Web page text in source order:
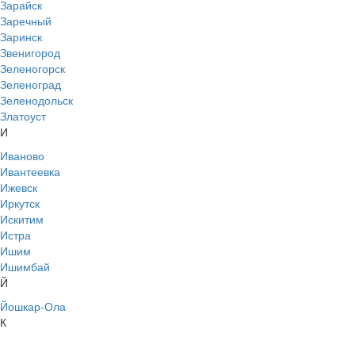
Зарайск
Заречный
Заринск
Звенигород
Зеленогорск
Зеленоград
Зеленодольск
Златоуст
И
Иваново
Ивантеевка
Ижевск
Иркутск
Искитим
Истра
Ишим
Ишимбай
Й
Йошкар-Ола
К